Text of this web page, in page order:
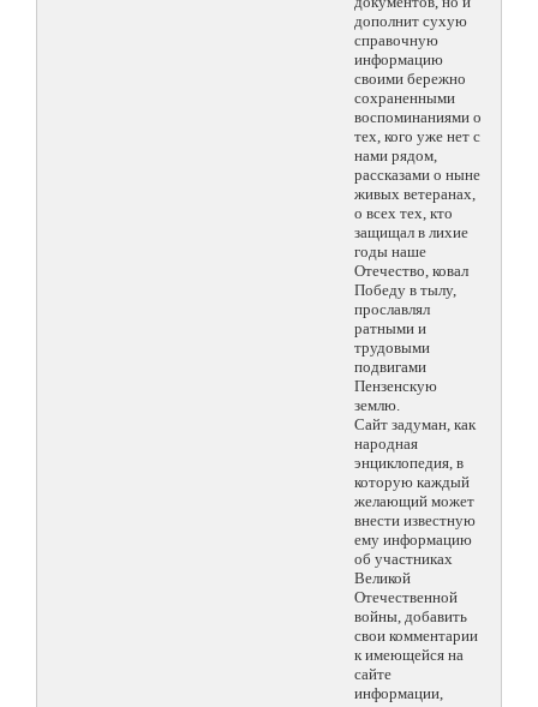
дополнит сухую
справочную
информацию
своими бережно
сохраненными
воспоминаниями о
тех, кого уже нет с
нами рядом,
рассказами о ныне
живых ветеранах,
о всех тех, кто
защищал в лихие
годы наше
Отечество, ковал
Победу в тылу,
прославлял
ратными и
трудовыми
подвигами
Пензенскую
землю.
Сайт задуман, как
народная
энциклопедия, в
которую каждый
желающий может
внести известную
ему информацию
об участниках
Великой
Отечественной
войны, добавить
свои комментарии
к имеющейся на
сайте
информации,